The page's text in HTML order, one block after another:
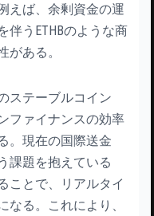
えば、余剰資金の運
伴うETHBのような商
がある。
ステーブルコイン
ファイナンスの効率
。現在の国際送金
課題を抱えている
ことで、リアルタイ
なる。これにより、